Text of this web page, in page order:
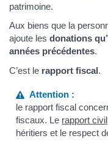
patrimoine.
Aux biens que la
ajoute les donations
années précédentes.
C’est le rapport fiscal.
Attention :
le rapport fiscal
fiscaux. Le rapport civil
héritiers et le respect